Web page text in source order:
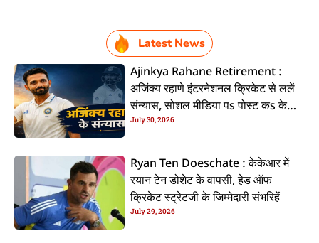
Latest News
Ajinkya Rahane Retirement :
अजिंक्य रहाणे इंटरनेशनल क्रिकेट से ललें
संन्यास, सोशल मीडिया पs पोस्ट कs के
कइलें एलान
July 30, 2026
Ryan Ten Doeschate : केकेआर में
रयान टेन डोशेट के वापसी, हेड ऑफ
क्रिकेट स्ट्रेटजी के जिम्मेदारी संभरिहें
July 29, 2026